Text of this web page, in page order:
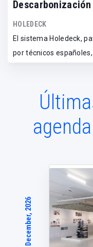
HOLEDECK
El sistema Holedeck,
por técnicos españoles,
December, 2026